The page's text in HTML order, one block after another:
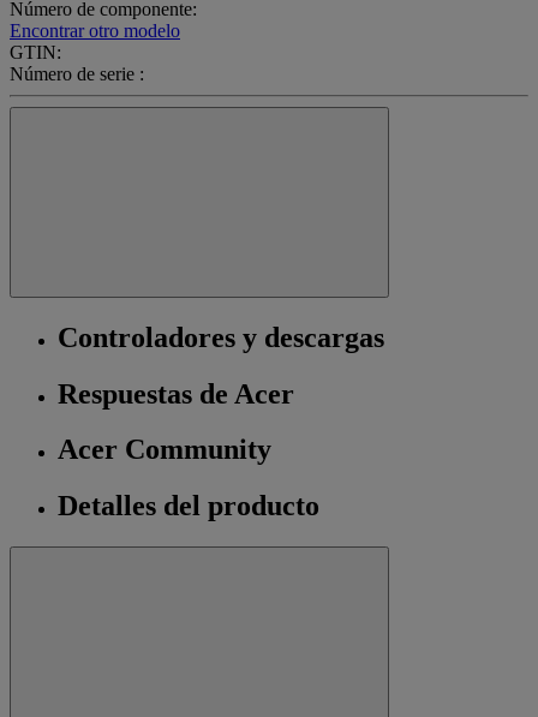
Número de componente:
Encontrar otro modelo
GTIN:
Número de serie :
Controladores y descargas
Respuestas de Acer
Acer Community
Detalles del producto